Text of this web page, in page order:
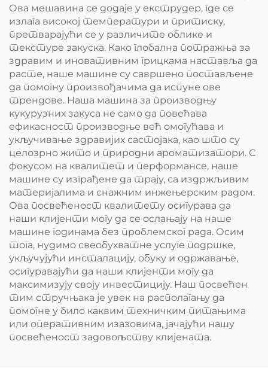
Ова мешавина се додаје у екструдер, где се
излага високој температури и притиску,
претварајући се у различите облике и
текстуре закуска. Како глобална потражња за
здравим и иновативним грицкама наставља да
расте, наше машине су савршено постављене
да помогну произвођачима да испуне ове
трендове. Наша машина за производњу
кукурузних закуса не само да повећава
ефикасност производње већ омогућава и
укључивање здравијих састојака, као што су
целозрно жито и природни ароматизатори. С
фокусом на квалитет и перформансе, наше
машине су изграђене да трају, са издржљивим
материјалима и снажним инжењерским радом.
Ова посвећеност квалитету осигурава да
наши клијенти могу да се ослањају на наше
машине годинама без проблемског рада. Осим
тога, нудимо свеобухватне услуге подршке,
укључујући инсталацију, обуку и одржавање,
осигуравајући да наши клијенти могу да
максимизују своју инвестицију. Наш посвећен
тим стручњака је увек на располагању да
помогне у било каквим техничким питањима
или оперативним изазовима, јачајући нашу
посвећеност задовољству клијената.